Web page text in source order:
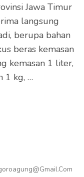
Jawa Timur
langsung
berupa bahan
beras kemasan
kemasan 1 liter,
1 kg, …